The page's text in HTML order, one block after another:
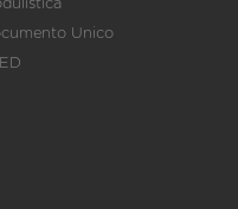
Unico